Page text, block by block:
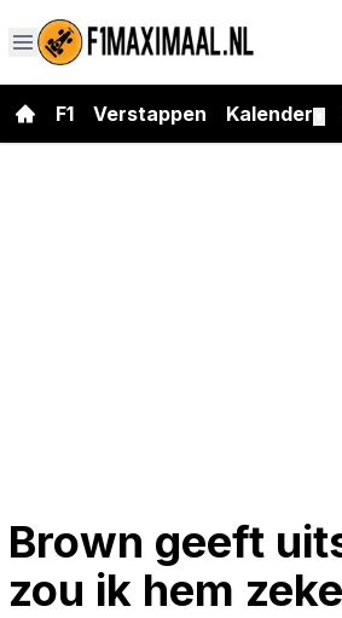
F1 Verstappen Kalender
Brown geeft
zou ik hem